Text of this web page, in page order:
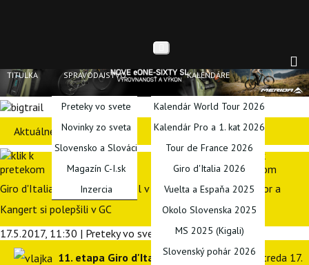
TITULKA SPRAVODAJSTVO
Preteky vo svete
Novinky zo sveta
Slovensko a Slováci
Magazín C-I.sk
Inzercia
KALENDÁRE
Kalendár World Tour 2026
Kalendár Pro a 1. kat 2026
Tour de France 2026
Giro d'Italia 2026
Vuelta a Espaňa 2025
Okolo Slovenska 2025
MS 2025 (Kigali)
Slovenský pohár 2026
Aktuálne preteky
Giro d'Italia: 11. etapu ovládol v úniku Omar Fraile, Amador a
Kangert si polepšili v GC
17.5.2017, 11:30 | Preteky vo svete | Tomáš Šandor
11. etapa Giro d'Italia 2017(Grand Tour), streda 17.